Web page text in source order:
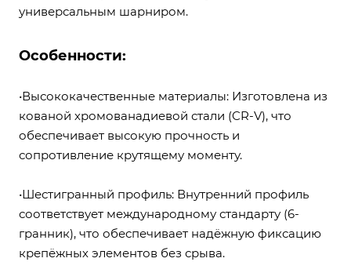
универсальным шарниром.
Особенности:
•Высококачественные материалы: Изготовлена из
кованой хромованадиевой стали (CR-V), что
обеспечивает высокую прочность и
сопротивление крутящему моменту.
•Шестигранный профиль: Внутренний профиль
соответствует международному стандарту (6-
гранник), что обеспечивает надёжную фиксацию
крепёжных элементов без срыва.